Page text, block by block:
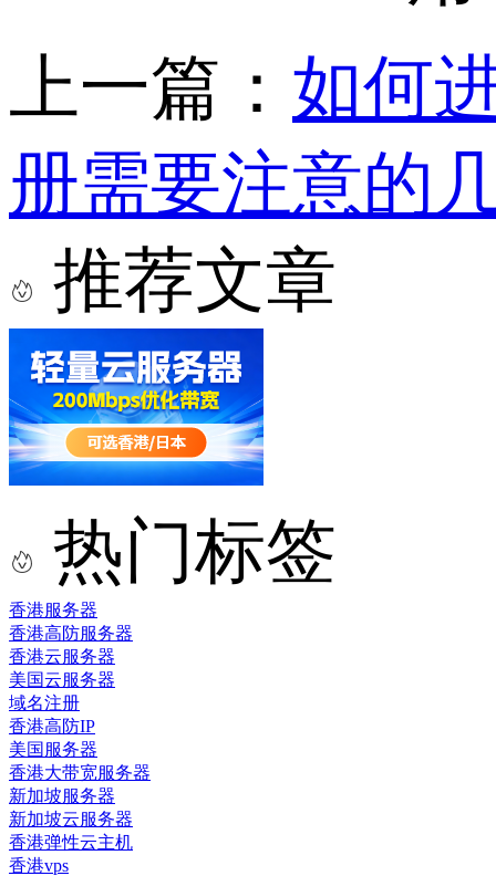
上一篇： 如何
册需要注意的
推荐文章
热门标签
香港服务器
香港高防服务器
香港云服务器
美国云服务器
域名注册
香港高防IP
美国服务器
香港大带宽服务器
新加坡服务器
新加坡云服务器
香港弹性云主机
香港vps